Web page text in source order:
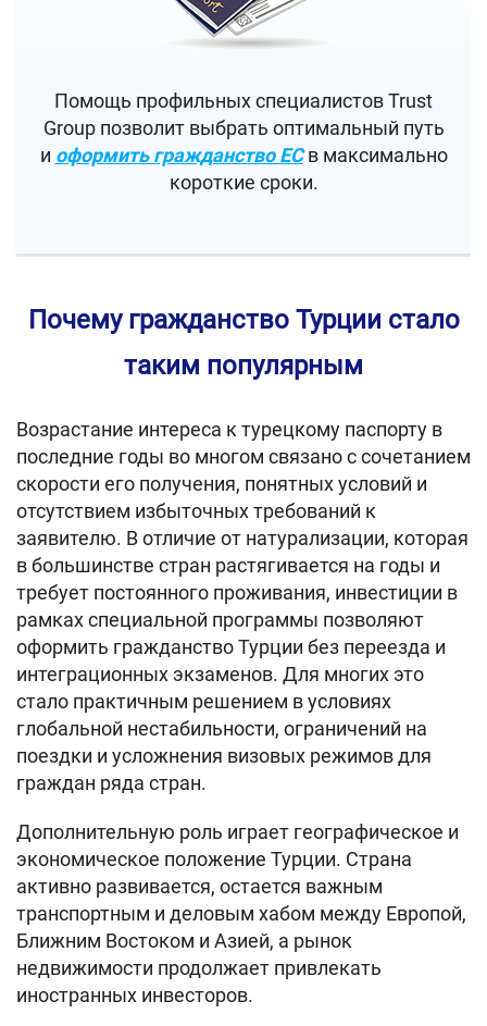
Помощь профильных специалистов Trust
Group позволит выбрать оптимальный путь
и оформить гражданство ЕСв максимально
короткие сроки.
Почему гражданство Турции стало
таким популярным
Возрастание интереса к турецкому паспорту в
последние годы во многом связано с сочетанием
скорости его получения, понятных условий и
отсутствием избыточных требований к
заявителю. В отличие от натурализации, которая
в большинстве стран растягивается на годы и
требует постоянного проживания, инвестиции в
рамках специальной программы позволяют
оформить гражданство Турции без переезда и
интеграционных экзаменов. Для многих это
стало практичным решением в условиях
глобальной нестабильности, ограничений на
поездки и усложнения визовых режимов для
граждан ряда стран.
Дополнительную роль играет географическое и
экономическое положение Турции. Страна
активно развивается, остается важным
транспортным и деловым хабом между Европой,
Ближним Востоком и Азией, а рынок
недвижимости продолжает привлекать
иностранных инвесторов.